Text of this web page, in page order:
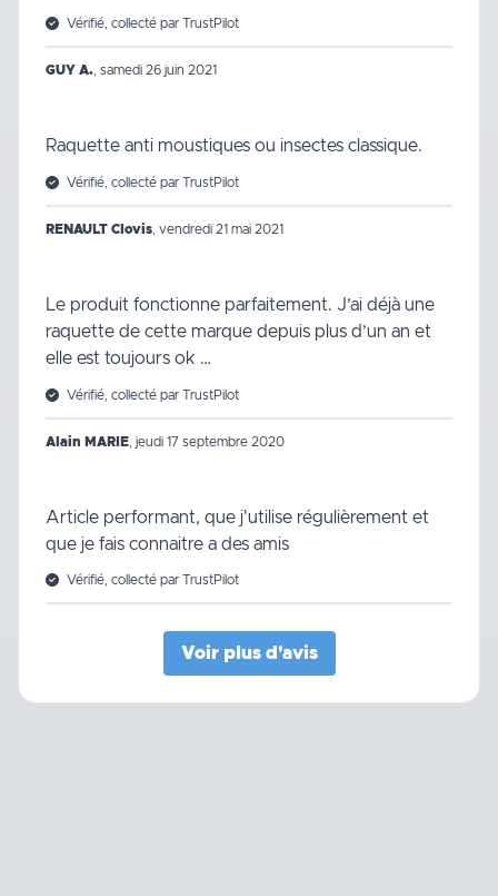
Vérifié, collecté par TrustPilot
GUY A. samedi 26 juin 2021
Raquette anti moustiques ou insectes classique.
Vérifié, collecté par TrustPilot
RENAULT Clovis vendredi 21 mai 2021
Le produit fonctionne parfaitement. J’ai déjà une
raquette de cette marque depuis plus d’un an et
elle est toujours ok …
Vérifié, collecté par TrustPilot
Alain MARIE jeudi 17 septembre 2020
Article performant, que j'utilise régulièrement et
que je fais connaitre a des amis
Vérifié, collecté par TrustPilot
Voir plus d'avis